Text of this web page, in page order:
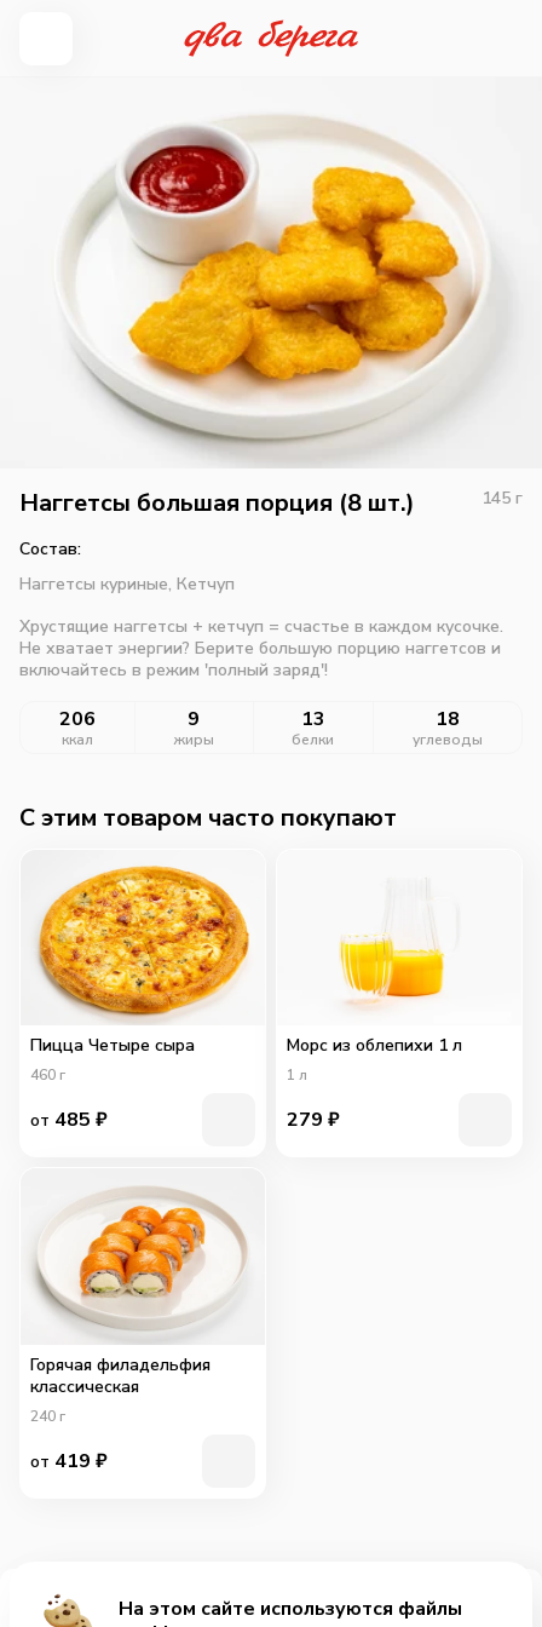
Наггетсы большая порция (8 шт.) 145 г
Состав:
Наггетсы куриные, Кетчуп
Хрустящие наггетсы + кетчуп = счастье в каждом кусочке.
Не хватает энергии? Берите большую порцию наггетсов и
включайтесь в режим 'полный заряд'!
206
ккал
9
жиры
13
белки
18
углеводы
Добавить за 345₽
C этим товаром часто покупают
Пицца Четыре сыра
460 г
от 485 ₽
Морс из облепихи 1 л
1 л
279 ₽
Горячая филадельфия
классическая
240 г
от 419 ₽
На этом сайте используются файлы